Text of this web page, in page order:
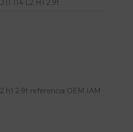
114 L2 H1 2.9t
h1 2.9t referencia OEM IAM